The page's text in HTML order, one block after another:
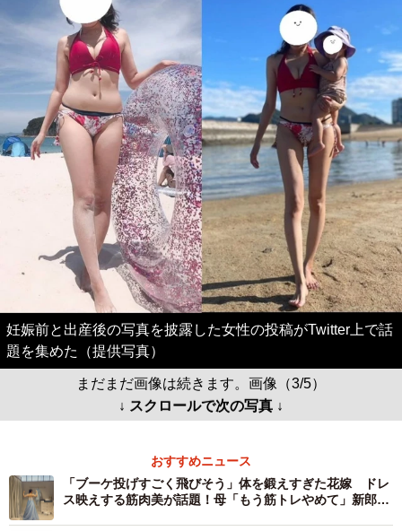
妊娠前と出産後の写真を披露した女性の投稿がTwitter上で話
題を集めた（提供写真）
まだまだ画像は続きます。画像（3/5）
↓ スクロールで次の写真 ↓
おすすめニュース
「ブーケ投げすごく飛びそう」体を鍛えすぎた花嫁 ドレ
ス映えする筋肉美が話題！母「もう筋トレやめて」新郎